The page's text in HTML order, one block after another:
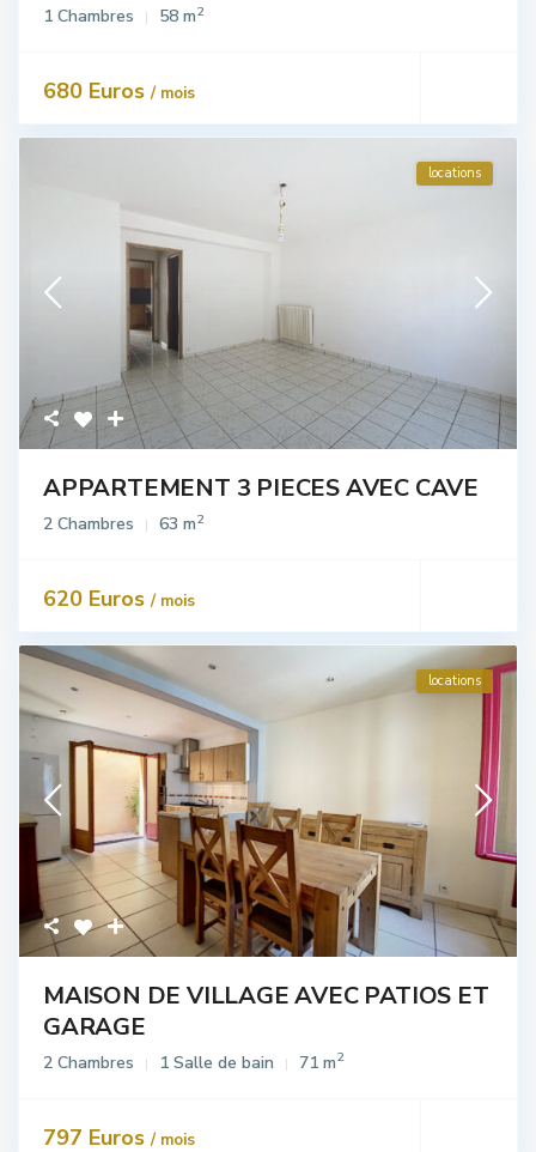
1 Chambres 58 m2
680 Euros/ mois
locations
APPARTEMENT 3 PIECES AVEC CAVE
2 Chambres 63 m2
620 Euros/ mois
locations
MAISON DE VILLAGE AVEC PATIOS ET
GARAGE
2 Chambres 1 Salle de bain 71 m2
797 Euros/ mois